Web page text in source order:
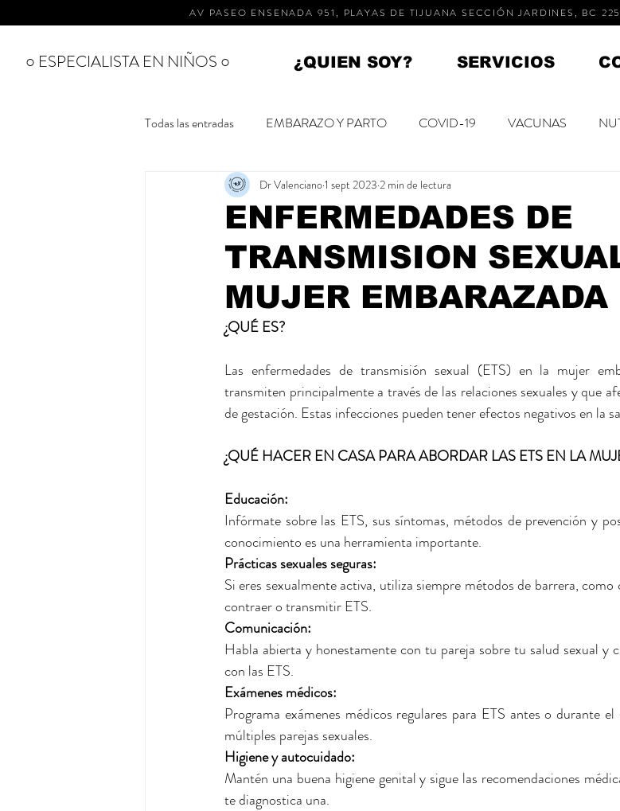
AV PASEO ENSENADA 951, PLAYAS DE TIJUANA SECCIÓN JARDINES,
○ ESPECIALISTA EN NIÑOS ○ ¿QUIEN SOY? SERVICIOS
Todas las entradas EMBARAZO Y PARTO COVID-19 VACUNAS
ESPECIALISTAS RECIEN NACIDOS NIÑOS PEQUEÑOS
SALUD BUCAL CUIDADOS DEL NIÑO SALUD MENTAL
ENFERMEDADES DE
TRANSMISION
MUJER EMBARAZADA
Dr Valenciano1 sept 2023 2 min de lectura
¿QUÉ ES?
Las enfermedades de transmisión sexual (ETS) en la mujer
transmiten principalmente a través de las relaciones sexuales y que
de gestación. Estas infecciones pueden tener efectos negativos en la
¿QUÉ HACER EN CASA PARA ABORDAR LAS ETS EN LA
Educación:
Infórmate sobre las ETS, sus síntomas, métodos de prevención y
conocimiento es una herramienta importante.
Prácticas sexuales seguras:
Si eres sexualmente activa, utiliza siempre métodos de barrera,
contraer o transmitir ETS.
Comunicación:
Habla abierta y honestamente con tu pareja sobre tu salud sexual y
con las ETS.
Exámenes médicos:
Programa exámenes médicos regulares para ETS antes o durante
múltiples parejas sexuales.
Higiene y autocuidado:
Mantén una buena higiene genital y sigue las recomendaciones
te diagnostica una.